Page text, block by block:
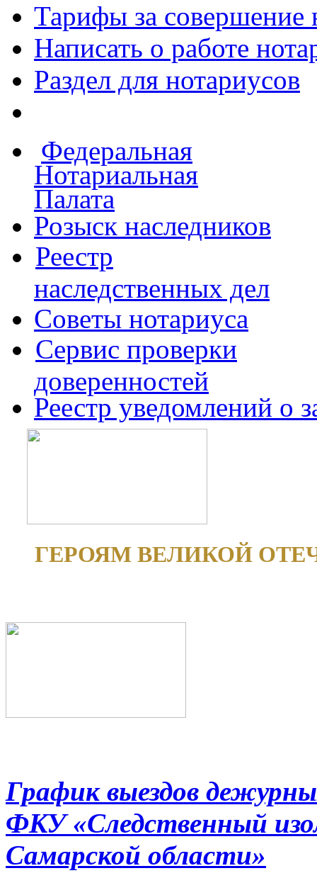
Тарифы за совершение
Написать о работе
Раздел для нотариусов
Федеральная
Нотариальная
Палата
Розыск наследников
Реестр
наследственных дел
Советы нотариуса
Сервис проверки
доверенностей
Реестр уведомлений о
ГЕРОЯМ ВЕЛИКОЙ
График выездов
ФКУ «Следственный
Самарской области»